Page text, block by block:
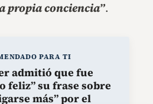
propia conciencia”.
PARA TI
admitió que fue
feliz” su frase sobre
más” por el